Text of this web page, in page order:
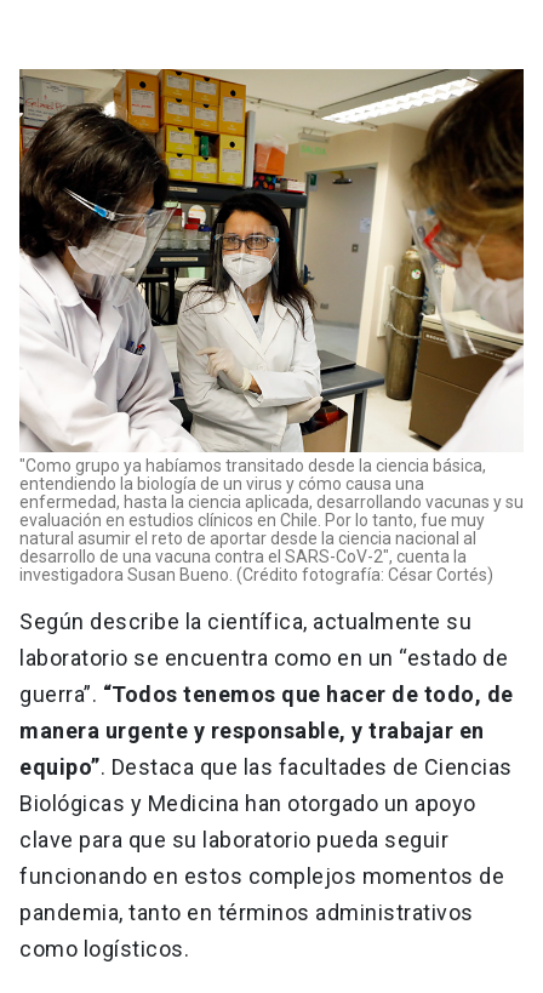
"Como grupo ya habíamos transitado desde la ciencia básica,
entendiendo la biología de un virus y cómo causa una
enfermedad, hasta la ciencia aplicada, desarrollando vacunas y su
evaluación en estudios clínicos en Chile. Por lo tanto, fue muy
natural asumir el reto de aportar desde la ciencia nacional al
desarrollo de una vacuna contra el SARS-CoV-2", cuenta la
investigadora Susan Bueno. (Crédito fotografía: César Cortés)
Según describe la científica, actualmente su
laboratorio se encuentra como en un “estado de
guerra”. “Todos tenemos que hacer de todo, de
manera urgente y responsable, y trabajar en
equipo”. Destaca que las facultades de Ciencias
Biológicas y Medicina han otorgado un apoyo
clave para que su laboratorio pueda seguir
funcionando en estos complejos momentos de
pandemia, tanto en términos administrativos
como logísticos.